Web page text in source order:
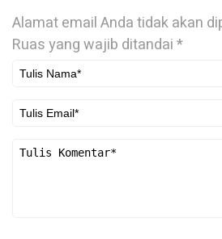
Alamat email Anda tidak akan
Ruas yang wajib ditandai*